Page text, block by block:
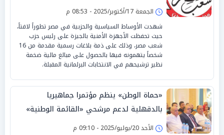
الجمعة 17/أكتوبر/2025 - 08:53 م
شهدت الأوساط السياسية والحزبية في مصر تطوراً لافتاً،
حيث تحفظت الأجهزة الأمنية بالجيزة على رئيس حزب
شعب مصر، وذلك على ذمة بلاغات رسمية مقدمة من 16
شخصاً يتهمونه فيها بالحصول على مبالغ مالية ضخمة
نظير ترشيحهم في الانتخابات البرلمانية المقبلة.
«حماة الوطن» ينظم مؤتمرا جماهيريا
بالدقهلية لدعم مرشحي «القائمة الوطنية»
بانتخابات الشيوخ
الأحد 20/يوليو/2025 - 09:10 م